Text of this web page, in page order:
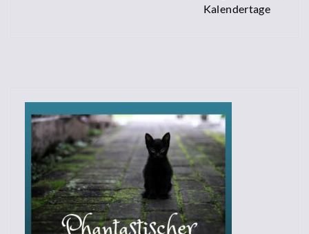
Kalendertage